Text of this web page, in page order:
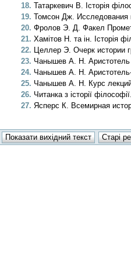
Татаркевич В. Історія
Томсон Дж. Исследования
Фролов Э. Д. Факел
Хамітов Н. та ін. Історія
Целлер Э. Очерк истории
Чанышев А. Н.
Чанышев А. Н.
Чанышев А. Н. Курс
Читанка з історії
Ясперс К. Всемирная